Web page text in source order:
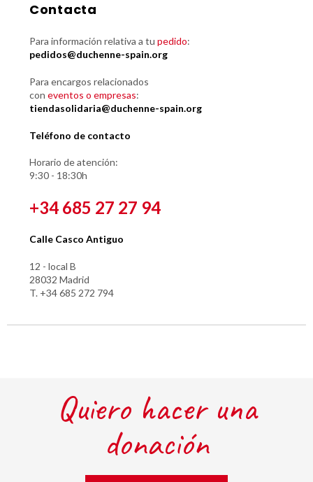
Contacta
Para información relativa a tu pedido:
pedidos@duchenne-spain.org
Para encargos relacionados
con eventos o empresas:
tiendasolidaria@duchenne-spain.org
Teléfono de contacto
Horario de atención:
9:30 - 18:30h
+34 685 27 27 94
Calle Casco Antiguo
12 - local B
28032 Madrid
T. +34 685 272 794
Quiero hacer una
donación